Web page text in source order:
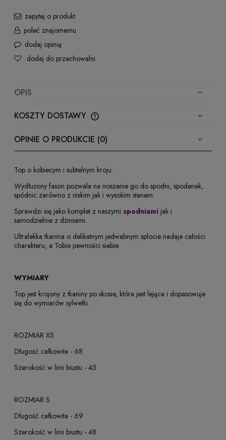
zapytaj o produkt
poleć znajomemu
dodaj opinię
dodaj do przechowalni
OPIS
KOSZTY DOSTAWY
PŁATNOŚCI
OPINIE O PRODUKCIE (0)
Top o kobiecym i subtelnym kroju.
Wydłużony fason pozwala na noszenie go do spodni, spodenek,
spódnic zarówno z niskim jak i wysokim stanem.
Sprawdzi się jako komplet z naszymi spodniami jak i
samodzielnie z dżinsami.
Ultralekka tkanina o delikatnym jedwabnym splocie nadaje całości
charakteru, a Tobie pewności siebie.
WYMIARY
Top jest krojony z tkaniny po skosie, która jest lejąca i dopasowuje
się do wymiarów sylwetki.
ROZMIAR XS
Długość całkowita - 68
Szerokość w linii biustu - 45
ROZMIAR S
Długość całkowita - 69
Szerokość w linii biustu - 48